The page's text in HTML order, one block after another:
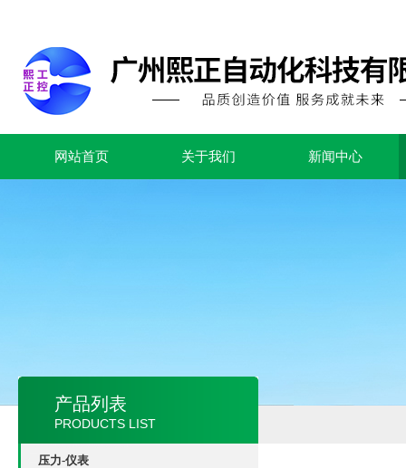
网站首页 关于我们 新闻中心
产品列表
PRODUCTS LIST
压力-仪表